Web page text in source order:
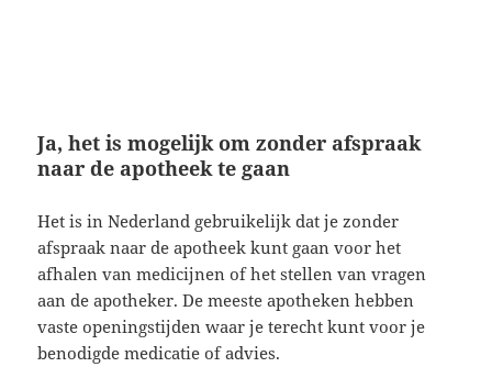
Ja, het is mogelijk om zonder afspraak
naar de apotheek te gaan
Het is in Nederland gebruikelijk dat je zonder
afspraak naar de apotheek kunt gaan voor het
afhalen van medicijnen of het stellen van vragen
aan de apotheker. De meeste apotheken hebben
vaste openingstijden waar je terecht kunt voor je
benodigde medicatie of advies.